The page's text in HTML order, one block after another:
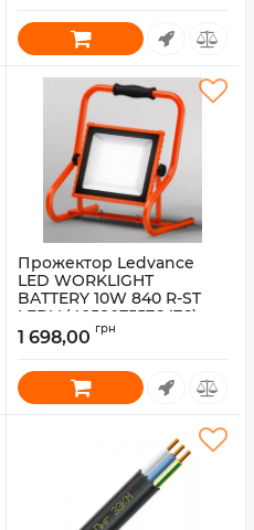
Прожектор Ledvance
LED WORKLIGHT
BATTERY 10W 840 R-ST
LEDV (4058075576476)
Артикул: 4058075576476
1 698,00 грн